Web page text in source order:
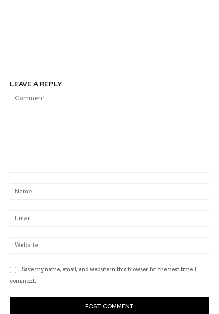
LEAVE A REPLY
Save my name, email, and website in this browser for the next time I
comment.